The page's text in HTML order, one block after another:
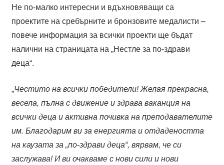
Не по-малко интересни и вдъхновяващи са
проектите на сребърните и бронзовите медалисти –
повече информация за всички проекти ще бъдат
налични на страницата на „Нестле за по-здрави
деца“.
„Честито на всички победители! Желая прекрасна,
весела, пълна с движение и здрава ваканция на
всички деца и активна почивка на преподавателите
им. Благодарим ви за енергията и отдадеността
на каузата за „по-здрави деца“, вярвам, че си
заслужава! И ви очакваме с нови сили и нови